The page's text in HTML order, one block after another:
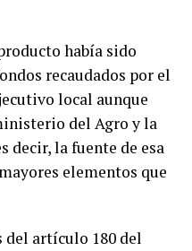
había sido
recaudados por el
local aunque
del Agro y la
decir, la fuente de esa
elementos que
del artículo 180 del